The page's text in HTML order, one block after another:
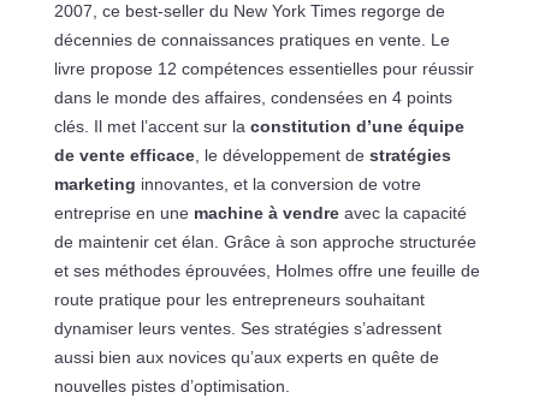
2007, ce best-seller du New York Times regorge de
décennies de connaissances pratiques en vente. Le
livre propose 12 compétences essentielles pour réussir
dans le monde des affaires, condensées en 4 points
clés. Il met l’accent sur la constitution d’une équipe
de vente efficace, le développement de stratégies
marketing innovantes, et la conversion de votre
entreprise en une machine à vendreavec la capacité
de maintenir cet élan. Grâce à son approche structurée
et ses méthodes éprouvées, Holmes offre une feuille de
route pratique pour les entrepreneurs souhaitant
dynamiser leurs ventes. Ses stratégies s’adressent
aussi bien aux novices qu’aux experts en quête de
nouvelles pistes d’optimisation.